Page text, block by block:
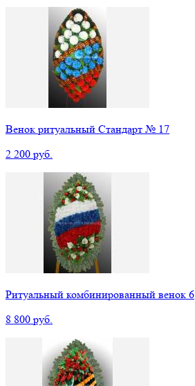
Венок ритуальный Стандарт № 17
2 200 руб.
Ритуальный комбинированный венок 6
8 800 руб.